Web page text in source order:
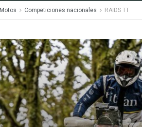
Motos Competiciones nacionales RAIDS TT